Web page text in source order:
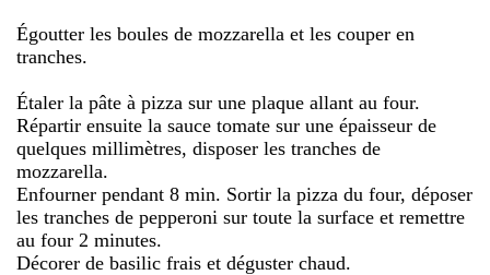
Égoutter les boules de mozzarella et les couper en
tranches.
Étaler la pâte à pizza sur une plaque allant au four.
Répartir ensuite la sauce tomate sur une épaisseur de
quelques millimètres, disposer les tranches de
mozzarella.
Enfourner pendant 8 min. Sortir la pizza du four, déposer
les tranches de pepperoni sur toute la surface et remettre
au four 2 minutes.
Décorer de basilic frais et déguster chaud.